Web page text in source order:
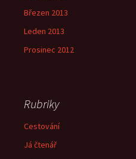
Březen 2013
Leden 2013
Prosinec 2012
Rubriky
Cestování
Já čtenář